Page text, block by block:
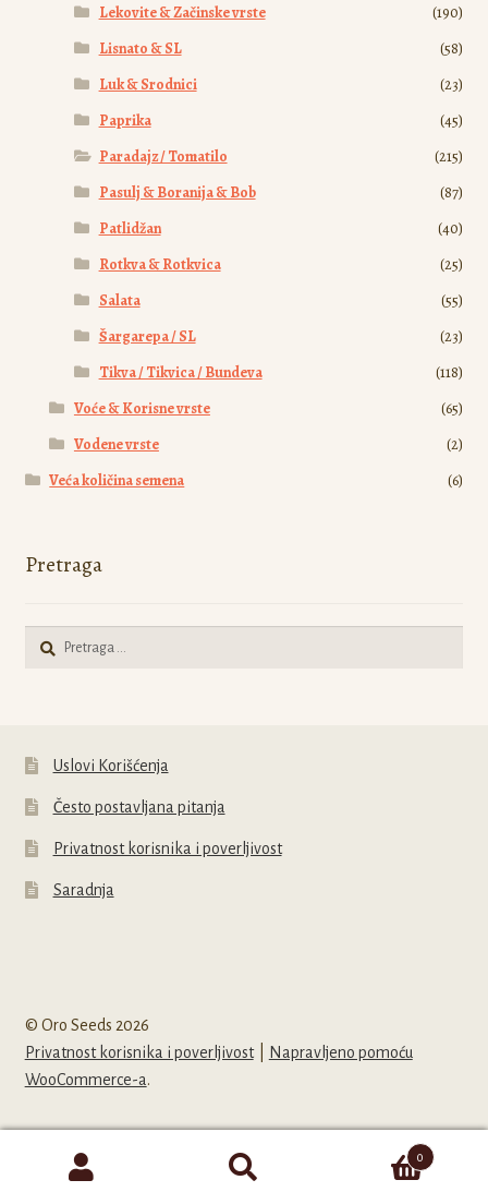
Lekovite & Začinske vrste
(190)
Lisnato & SL
(58)
Luk & Srodnici
(23)
Paprika
(45)
Paradajz / Tomatilo
(215)
Pasulj & Boranija & Bob
(87)
Patlidžan
(40)
Rotkva & Rotkvica
(25)
Salata
(55)
Šargarepa / SL
(23)
Tikva / Tikvica / Bundeva
(118)
Voće & Korisne vrste
(65)
Vodene vrste
(2)
Veća količina semena
(6)
Pretraga
Pretraga
Uslovi Korišćenja
Često postavljana pitanja
Privatnost korisnika i poverljivost
Saradnja
© Oro Seeds 2026
Privatnost korisnika i poverljivost
Napravljeno pomoću
WooCommerce-a.
0